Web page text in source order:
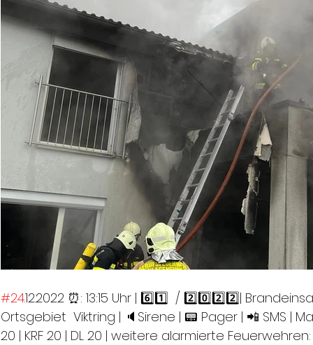
#24.12.2022 ⏰: 13:15 Uhr | 6️⃣1️⃣  / 2️⃣0️⃣2️⃣2️⃣|
Ortsgebiet  Viktring | 🔈Sirene | 📟 Pager | 📲 SMS |
20 | KRF 20 | DL 20 | weitere alarmierte